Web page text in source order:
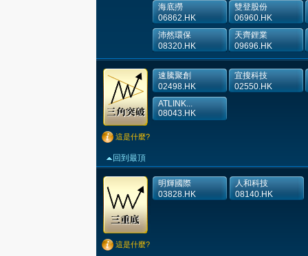
海底撈
06862.HK
雙登股份
06960.HK
沛然環保
08320.HK
天齊鋰業
09696.HK
這是什麼?
回到最頂
速騰聚創
02498.HK
宜搜科技
02550.HK
ATLINK...
08043.HK
這是什麼?
明輝國際
03828.HK
人和科技
08140.HK